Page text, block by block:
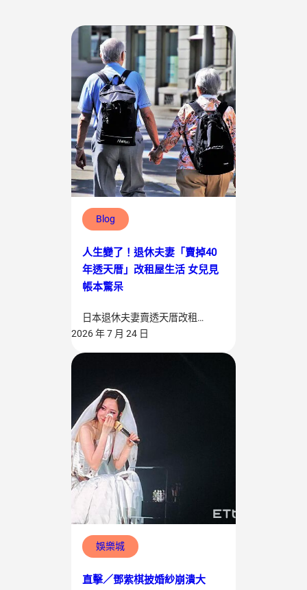
Blog
人生變了！退休夫妻「賣掉40
年透天厝」改租屋生活 女兒見
帳本驚呆
日本退休夫妻賣透天厝改租…
2026 年 7 月 24 日
娛樂城
直擊／鄧紫棋披婚紗崩潰大